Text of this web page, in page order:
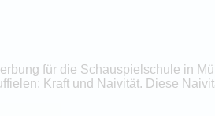
für die Schauspielschule in
Kraft und Naivität. Diese